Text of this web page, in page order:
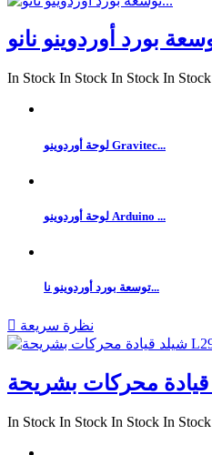
In Stock In Stock In Stock In Stock
لوحة أوردوينو Gravitec...
لوحة أوردوينو Arduino ...
توسعة بورد أوردوينو نا...
 نظرة سريعة
In Stock In Stock In Stock In Stock